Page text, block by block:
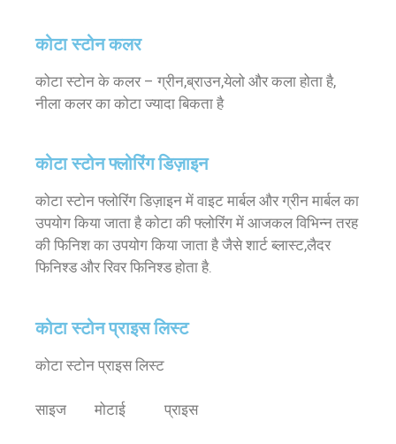
कोटा स्टोन कलर
कोटा स्टोन के कलर – ग्रीन,ब्राउन,येलो और कला होता है,
नीला कलर का कोटा ज्यादा बिकता है
कोटा स्टोन फ्लोरिंग डिज़ाइन
कोटा स्टोन फ्लोरिंग डिज़ाइन में वाइट मार्बल और ग्रीन मार्बल का
उपयोग किया जाता है कोटा की फ्लोरिंग में आजकल विभिन्न तरह
की फिनिश का उपयोग किया जाता है जैसे शार्ट ब्लास्ट,लैदर
फिनिश्ड और रिवर फिनिश्ड होता है.
कोटा स्टोन प्राइस लिस्ट
कोटा स्टोन प्राइस लिस्ट
साइज मोटाई प्राइस